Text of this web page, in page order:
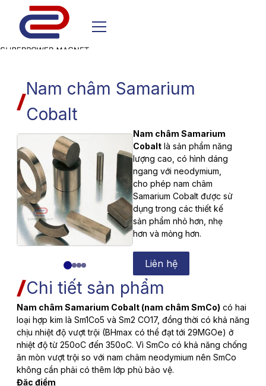
Nam châm Samarium
Cobalt
Nam châm Samarium
Cobalt là sản phẩm năng
lượng cao, có hình dáng
ngang với neodymium,
cho phép nam châm
Samarium Cobalt được sử
dụng trong các thiết kế
sản phẩm nhỏ hơn, nhẹ
hơn và mỏng hơn.
Liên hệ
Chi tiết sản phẩm
Nam châm Samarium Cobalt (nam châm SmCo) có hai
loại hợp kim là Sm1Co5 và Sm2 CO17, đồng thời có khả năng
chịu nhiệt độ vượt trội (BHmax có thể đạt tới 29MGOe) ở
nhiệt độ từ 250oC đến 350oC. Vì SmCo có khả năng chống
ăn mòn vượt trội so với nam châm neodymium nên SmCo
không cần phải có thêm lớp phủ bảo vệ.
Đặc điểm